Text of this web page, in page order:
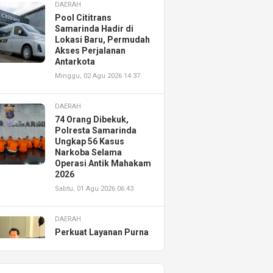
DAERAH
Pool Cititrans
Samarinda Hadir di
Lokasi Baru, Permudah
Akses Perjalanan
Antarkota
Minggu, 02 Agu 2026 14:37
DAERAH
74 Orang Dibekuk,
Polresta Samarinda
Ungkap 56 Kasus
Narkoba Selama
Operasi Antik Mahakam
2026
Sabtu, 01 Agu 2026 06:43
DAERAH
Perkuat Layanan Purna
Resmikan AHASS